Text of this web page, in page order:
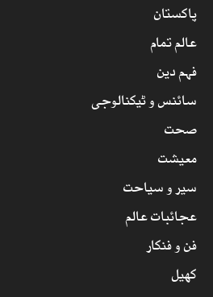
پاکستان
عالم تمام
فہم دین
سائنس و ٹیکنالوجی
صحت
معیشت
سیر و سیاحت
عجائبات عالم
فن و فنکار
کھیل